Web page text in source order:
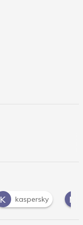
M malware